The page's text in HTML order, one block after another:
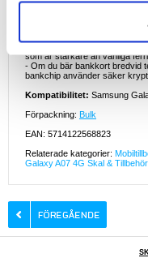
- De första plånboksfodralen
som är starkare än vanliga
- Om du bär bankkort bredvid
bankchip använder säker
Kompatibilitet: Samsung
Förpackning: Bulk
EAN: 5714122568823
Relaterade kategorier:
Galaxy A07 4G Skal & Tillbehör